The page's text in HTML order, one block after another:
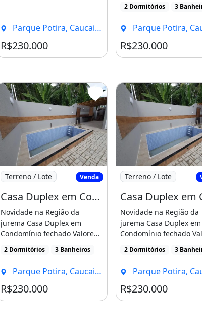
Parque Potira, Caucaia - CE
R$230.000
Registro [...]
2 Dormitórios 3
Parque Potira,
R$230.000
Imagem: Casa Duplex em Condominio em
Terreno / Lote Venda
Casa Duplex em Condominio em Condominio Fechado na Grande Jurema!!!!. Mateus 17 20
Novidade na Região da
jurema Casa Duplex em
Condomínio fechado Valore
Registro [...]
2 Dormitórios 3 Banheiros
Parque Potira, Caucaia - CE
R$230.000
Imagem: Casa
Terreno / Lote
Novidade na Região da
jurema Casa Duplex em
Condomínio fechado
Registro [...]
2 Dormitórios 3
Parque Potira,
R$230.000